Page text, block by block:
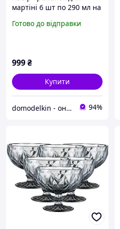
мартіні 6 шт по 290 мл на
Готово до відправки
999₴
Купити
domodelkin - онлайн маркет товарів для дому 94%